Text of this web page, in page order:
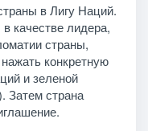
в Лигу Наций.
качестве лидера,
страны,
конкретную
и зеленой
Затем страна